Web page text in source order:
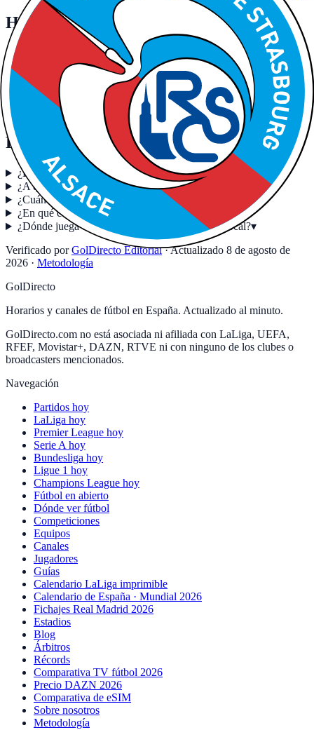
Hoy también juegan
Otros partidos de fútbol de la jornada con canal y horario.
Ver toda la jornada
UEFA Champions League · 18:00hGórnik Zabrze vs
Fenerbahçe
Dónde ver: canal y horario
Preguntas frecuentes
¿En qué canal ver al RC Strasbourg Alsace hoy?
¿A qué hora juega RC Strasbourg Alsace hoy?
¿Cuándo juega Strasbourg?
¿En qué competiciones juega el Strasbourg?
¿Dónde juega el Strasbourg sus partidos como local?▾
Verificado por GolDirecto Editorial·Actualizado 8 de agosto de
2026 · Metodología
GolDirecto
Horarios y canales de fútbol en España. Actualizado al minuto.
GolDirecto.com no está asociada ni afiliada con LaLiga, UEFA,
RFEF, Movistar+, DAZN, RTVE ni con ninguno de los clubes o
broadcasters mencionados.
Navegación
Partidos hoy
LaLiga hoy
Premier League hoy
Serie A hoy
Bundesliga hoy
Ligue 1 hoy
Champions League hoy
Fútbol en abierto
Dónde ver fútbol
Competiciones
Equipos
Canales
Jugadores
Guías
Calendario LaLiga imprimible
Calendario de España · Mundial 2026
Fichajes Real Madrid 2026
Estadios
Blog
Árbitros
Récords
Comparativa TV fútbol 2026
Precio DAZN 2026
Comparativa de eSIM
Sobre nosotros
Metodología